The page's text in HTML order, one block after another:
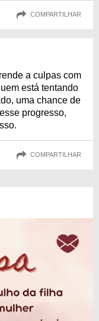
COMPARTILHAR
a culpas com
está tentando
uma chance de
progresso,
COMPARTILHAR